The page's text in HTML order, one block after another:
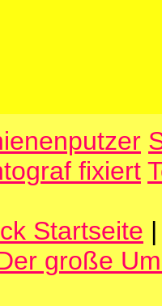
fixiert
Startseite
große